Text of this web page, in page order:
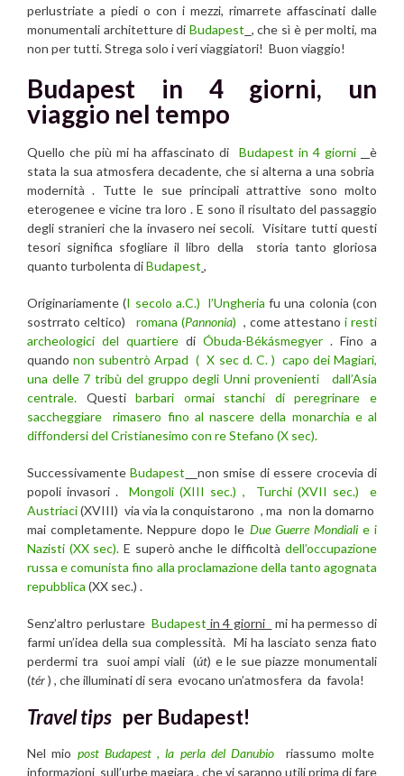
perlustriate a piedi o con i mezzi, rimarrete affascinati dalle
monumentali architetture diBudapest , che sì è per molti, ma
non per tutti. Strega solo i veri viaggiatori! Buon viaggio!
Budapest in 4 giorni, un
viaggio nel tempo
Quello che più mi ha affascinato di Budapest in 4 giorni
è
stata la sua atmosfera decadente, che si alterna a una sobria
modernità . Tutte le sue principali attrattive sono molto
eterogenee e vicine tra loro . E sono il risultato del passaggio
degli stranieri che la invasero nei secoli. Visitare tutti questi
tesori significa sfogliare il libro della storia tanto gloriosa
quanto turbolenta diBudapest ,
Originariamente (I secolo a.C.) l’Ungheriafu una colonia (con
sostrrato celtico)
romana (Pannonia) , come attestano i resti
archeologici del quartiere di Óbuda-Békásmegyer . Fino a
quandonon subentrò Arpad ( X sec d. C. ) capo dei Magiari,
una delle 7 tribù del gruppo degli Unni provenienti dall’Asia
centrale. Questibarbari ormai stanchi di peregrinare e
saccheggiare
rimasero fino al nascere della monarchia e al
diffondersi del Cristianesimo con re Stefano (X sec).
SuccessivamenteBudapest
non smise di essere crocevia di
popoli invasori .Mongoli (XIII sec.) , Turchi (XVII sec.) e
Austriaci(XVIII) via via la conquistarono , ma non la domarno
mai completamente. Neppure dopo le Due Guerre Mondialie i
Nazisti (XX sec). E superò anche le difficoltà dell’occupazione
russa e comunista fino alla proclamazione della tanto agognata
repubblica (XX sec.) .
Senz’altro perlustare Budapest in 4 giorni
mi ha permesso di
farmi un’idea della sua complessità. Mi ha lasciato senza fiato
perdermi tra suoi ampi viali (út) e le sue piazze monumentali
(tér) , che illuminati di sera evocano un’atmosfera da favola!
Travel tips per Budapest!
Nel mio post Budapest , la perla del Danubio
riassumo molte
informazioni sull’urbe magiara , che vi saranno utili prima di fare